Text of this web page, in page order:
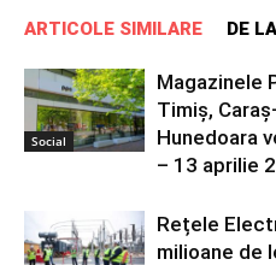
ARTICOLE SIMILARE DE
Social
Magazinele
Timiş,
Hunedoara
– 13 aprilie
Rețele
milioane de